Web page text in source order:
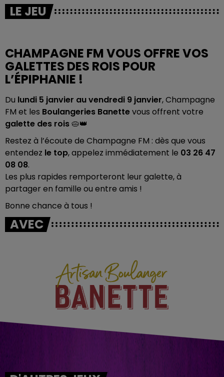
LE JEU
CHAMPAGNE FM VOUS OFFRE VOS
GALETTES DES ROIS POUR
L’ÉPIPHANIE !
Du lundi 5 janvier au vendredi 9 janvier, Champagne
FM et les Boulangeries Banettevous offrent votre
galette des rois🥧👑
Restez à l’écoute de Champagne FM : dès que vous
entendez le top, appelez immédiatement le 03 26 47
08 08.
Les plus rapides remporteront leur galette, à
partager en famille ou entre amis !
Bonne chance à tous !
AVEC